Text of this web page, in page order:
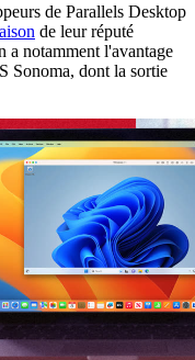
de Parallels Desktop
de leur réputé
a notamment l'avantage
Sonoma, dont la sortie